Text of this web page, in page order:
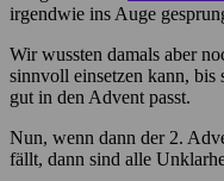
irgendwie ins Auge
Wir wussten damals aber
sinnvoll einsetzen kann, bis
gut in den Advent passt.
Nun, wenn dann der 2.
fällt, dann sind alle